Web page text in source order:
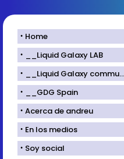
Home
__Liquid Galaxy LAB
__Liquid Galaxy community
__GDG Spain
Acerca de andreu
En los medios
Soy social